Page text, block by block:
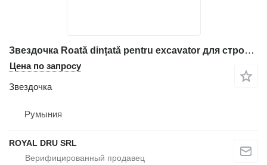
Звездочка Roată dințată pentru excavator для строительной техники Volvo EC-210
Цена по запросу
Звездочка
Румыния
ROYAL DRU SRL